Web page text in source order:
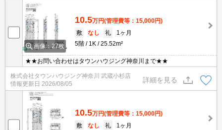
画像：27枚
10.5万円(管理費等：15,000円)
敷
なし 礼
1ヶ月
5階
1K 25.52m²
★★お問い合わせはタウンハウジング神奈川まで★★
株式会社タウンハウジング神奈川 武蔵小杉店
情報更新日 2026/08/05
詳細を見る
10.5万円(管理費等：15,000円)
敷
なし 礼
1ヶ月